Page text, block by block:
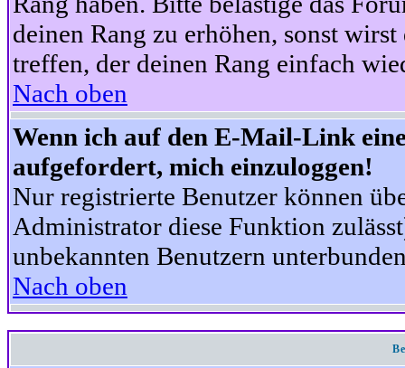
deinen Rang zu erhöhen, sonst
treffen, der deinen Rang einfach
Nach oben
Wenn ich auf den E-Mail-Link
aufgefordert, mich einzuloggen!
Nur registrierte Benutzer können
Administrator diese Funktion
unbekannten Benutzern
Nach oben